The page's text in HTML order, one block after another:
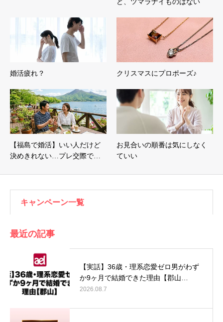
ど、ツマラナイものはない
婚活疲れ？ クリスマスにプロポーズ♪
【福島で婚活】いい人だけど
決めきれない…プレ交際で…
お見合いの順番は気にしなく
ていい
キャンペーン一覧
最近の記事
【実話】36歳・理系恋愛ゼロ男がわず
か9ヶ月で結婚できた理由【郡山…
2026.08.7